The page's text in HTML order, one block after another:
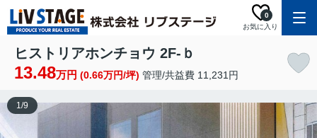
お気に入り
0
ヒストリアホンチョウ 2F-ｂ
13.48万円 (0.66万円/坪) 管理/共益費 11,231円
1/9